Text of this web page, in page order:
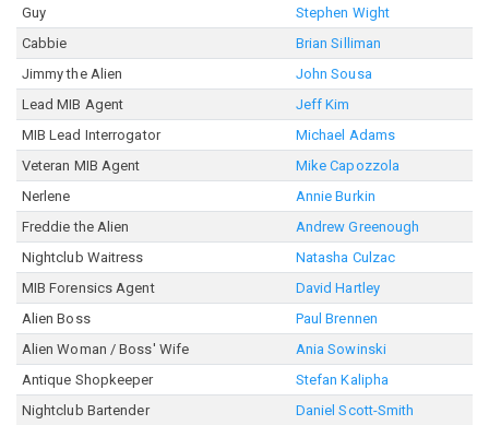
Guy
Stephen Wight
Cabbie
Brian Silliman
Jimmy the Alien
John Sousa
Lead MIB Agent
Jeff Kim
MIB Lead Interrogator
Michael Adams
Veteran MIB Agent
Mike Capozzola
Nerlene
Annie Burkin
Freddie the Alien
Andrew Greenough
Nightclub Waitress
Natasha Culzac
MIB Forensics Agent
David Hartley
Alien Boss
Paul Brennen
Alien Woman / Boss' Wife
Ania Sowinski
Antique Shopkeeper
Stefan Kalipha
Nightclub Bartender
Daniel Scott-Smith